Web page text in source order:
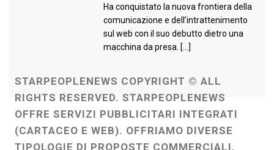
Ha conquistato la nuova frontiera della
comunicazione e dell’intrattenimento
sul web con il suo debutto dietro una
macchina da presa. […]
STARPEOPLENEWS COPYRIGHT © ALL
RIGHTS RESERVED. STARPEOPLENEWS
OFFRE SERVIZI PUBBLICITARI INTEGRATI
(CARTACEO E WEB). OFFRIAMO DIVERSE
TIPOLOGIE DI PROPOSTE COMMERCIALI,